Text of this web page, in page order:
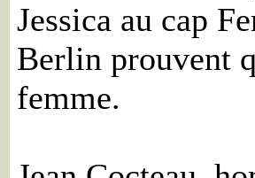
Jessica au cap
Berlin prouvent
femme.